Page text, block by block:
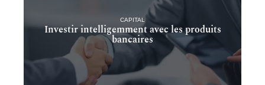
CAPITAL
Investir intelligemment avec les produits
bancaires